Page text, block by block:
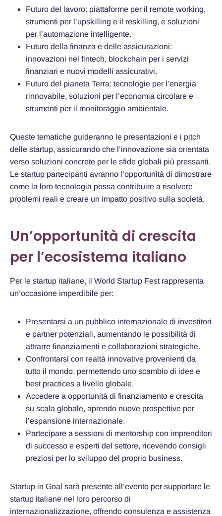
Futuro del lavoro: piattaforme per il remote working,
strumenti per l’upskilling e il reskilling, e soluzioni
per l’automazione intelligente.
Futuro della finanza e delle assicurazioni:
innovazioni nel fintech, blockchain per i servizi
finanziari e nuovi modelli assicurativi.
Futuro del pianeta Terra: tecnologie per l’energia
rinnovabile, soluzioni per l’economia circolare e
strumenti per il monitoraggio ambientale.
Queste tematiche guideranno le presentazioni e i pitch
delle startup, assicurando che l’innovazione sia orientata
verso soluzioni concrete per le sfide globali più pressanti.
Le startup partecipanti avranno l’opportunità di dimostrare
come la loro tecnologia possa contribuire a risolvere
problemi reali e creare un impatto positivo sulla società.
Un’opportunità di crescita
per l’ecosistema italiano
Per le startup italiane, il World Startup Fest rappresenta
un’occasione imperdibile per:
Presentarsi a un pubblico internazionale di investitori
e partner potenziali, aumentando le possibilità di
attrarre finanziamenti e collaborazioni strategiche.
Confrontarsi con realtà innovative provenienti da
tutto il mondo, permettendo uno scambio di idee e
best practices a livello globale.
Accedere a opportunità di finanziamento e crescita
su scala globale, aprendo nuove prospettive per
l’espansione internazionale.
Partecipare a sessioni di mentorship con imprenditori
di successo e esperti del settore, ricevendo consigli
preziosi per lo sviluppo del proprio business.
Startup in Goal sarà presente all’evento per supportare le
startup italiane nel loro percorso di
internazionalizzazione, offrendo consulenza e assistenza